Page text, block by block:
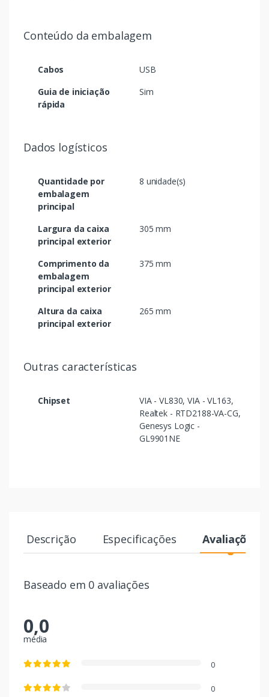
Conteúdo da embalagem
Cabos
USB
Guia de iniciação
rápida
Sim
Dados logísticos
Quantidade por
embalagem
principal
8 unidade(s)
Largura da caixa
principal exterior
305 mm
Comprimento da
embalagem
principal exterior
375 mm
Altura da caixa
principal exterior
265 mm
Outras características
Chipset
VIA - VL830, VIA - VL163,
Realtek - RTD2188-VA-CG,
Genesys Logic -
GL9901NE
Descrição Especificações Avaliações
Baseado em 0 avaliações
0,0
média
0
0